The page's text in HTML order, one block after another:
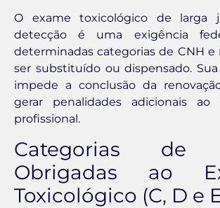
O exame toxicológico de larga
detecção é uma exigência
determinadas categorias de CNH e
ser substituído ou dispensado. Sua
impede a conclusão da
gerar penalidades adicionais ao
profissional.
Categorias de
Obrigadas ao
Toxicológico (C, D e